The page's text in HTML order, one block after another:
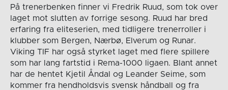
På trenerbenken finner vi Fredrik Ruud, som tok over
laget mot slutten av forrige sesong. Ruud har bred
erfaring fra eliteserien, med tidligere trenerroller i
klubber som Bergen, Nærbø, Elverum og Runar.
Viking TIF har også styrket laget med flere spillere
som har lang fartstid i Rema-1000 ligaen. Blant annet
har de hentet Kjetil Åndal og Leander Seime, som
kommer fra hendholdsvis svensk håndball og fra